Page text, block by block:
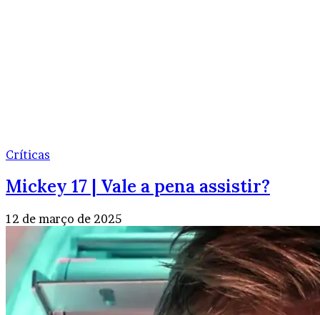
Críticas
Mickey 17 | Vale a pena assistir?
12 de março de 2025